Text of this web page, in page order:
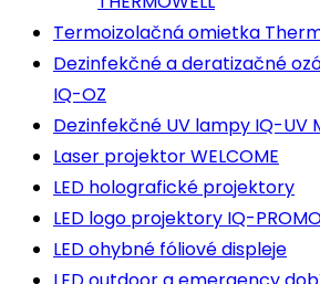
Termoizolačná omietka
Dezinfekčné a deratizačné
IQ-OZ
Dezinfekčné UV lampy IQ-UV
Laser projektor WELCOME
LED holografické projektory
LED logo projektory IQ-
LED ohybné fóliové displeje